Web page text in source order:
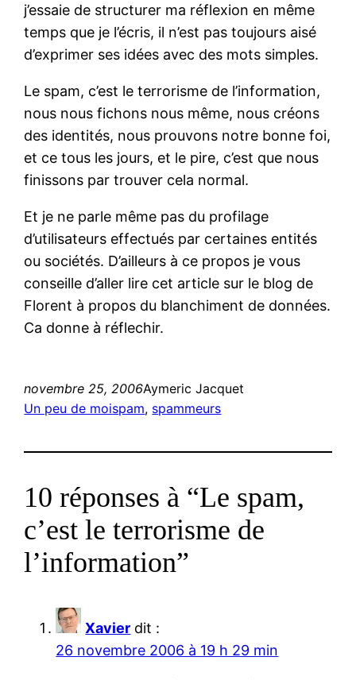
j’essaie de structurer ma réflexion en même
temps que je l’écris, il n’est pas toujours aisé
d’exprimer ses idées avec des mots simples.
Le spam, c’est le terrorisme de l’information,
nous nous fichons nous même, nous créons
des identités, nous prouvons notre bonne foi,
et ce tous les jours, et le pire, c’est que nous
finissons par trouver cela normal.
Et je ne parle même pas du profilage
d’utilisateurs effectués par certaines entités
ou sociétés. D’ailleurs à ce propos je vous
conseille d’aller lire cet article sur le blog de
Florent à propos du blanchiment de données.
Ca donne à réflechir.
novembre 25, 2006Aymeric Jacquet
Un peu de moispam, spammeurs
10 réponses à “Le spam,
c’est le terrorisme de
l’information”
Xavier dit :
26 novembre 2006 à 19 h 29 min